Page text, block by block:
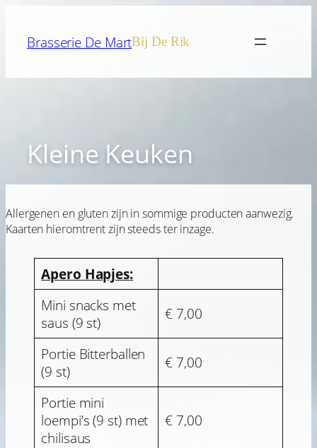
Brasserie De MartBij De Rik
Kleine Keuken
Allergenen en gluten zijn in sommige producten aanwezig.
Kaarten hieromtrent zijn steeds ter inzage.
Apero Hapjes:
Mini snacks met
saus (9 st)
€ 7,00
Portie Bitterballen
(9 st)
€ 7,00
Portie mini
loempi’s (9 st) met
chilisaus
€ 7,00